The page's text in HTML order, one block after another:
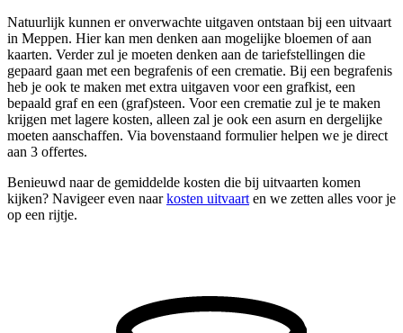
Natuurlijk kunnen er onverwachte uitgaven ontstaan bij een uitvaart
in Meppen. Hier kan men denken aan mogelijke bloemen of aan
kaarten. Verder zul je moeten denken aan de tariefstellingen die
gepaard gaan met een begrafenis of een crematie. Bij een begrafenis
heb je ook te maken met extra uitgaven voor een grafkist, een
bepaald graf en een (graf)steen. Voor een crematie zul je te maken
krijgen met lagere kosten, alleen zal je ook een asurn en dergelijke
moeten aanschaffen. Via bovenstaand formulier helpen we je direct
aan 3 offertes.
Benieuwd naar de gemiddelde kosten die bij uitvaarten komen
kijken? Navigeer even naarkosten uitvaart en we zetten alles voor je
op een rijtje.